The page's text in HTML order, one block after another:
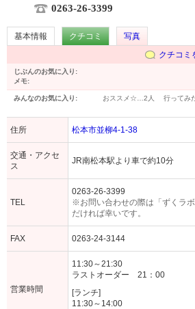
0263-26-3399
基本情報 クチコミ
写真
クチコミ
じぶんのお気に入り:
メモ:
みんなのお気に入り: おススメ☆… 2人 行ってみ
住所 松本市並柳4-1-38
交通・アクセ
ス
JR南松本駅より車で約10分
TEL
0263-26-3399
※お問い合わせの際は「ずくラ
だければ幸いです。
FAX 0263-24-3144
営業時間
11:30～21:30
ラストオーダー 21：00
[ランチ]
11:30～14:00